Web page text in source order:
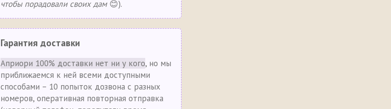
чтобы порадовали своих дам😊).
Гарантия доставки
Априори 100% доставки нет ни у кого, но мы
приближаемся к ней всеми доступными
способами – 10 попыток дозвона с разных
номеров, оперативная повторная отправка